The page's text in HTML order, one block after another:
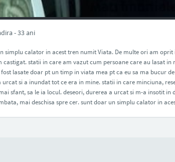
- 33 ani
simplu calator in acest tren numit Viata. De multe ori am
castigat. statii in care am vazut cum persoane care au lasat
lasate doar pt un timp in viata mea pt ca eu sa ma bucur
urcat si a inundat tot ce era in mine. statii in care minciuna,
sfant, sa le ia locul. deseori, durerea a urcat si m-a insotit
mai deschisa spre cer. sunt doar un simplu calator in